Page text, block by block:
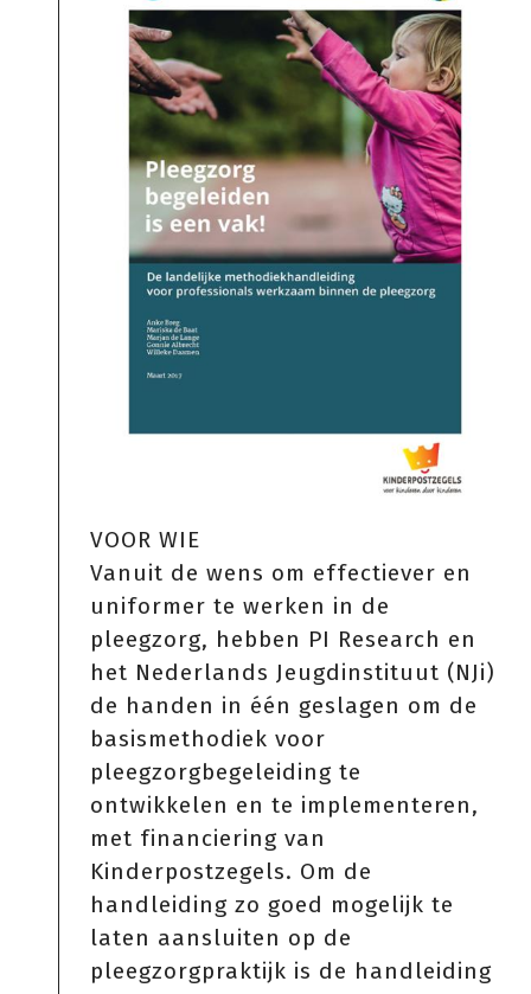
VOOR WIE
Vanuit de wens om effectiever en
uniformer te werken in de
pleegzorg, hebben PI Research en
het Nederlands Jeugdinstituut (NJi)
de handen in één geslagen om de
basismethodiek voor
pleegzorgbegeleiding te
ontwikkelen en te implementeren,
met financiering van
Kinderpostzegels. Om de
handleiding zo goed mogelijk te
laten aansluiten op de
pleegzorgpraktijk is de handleiding